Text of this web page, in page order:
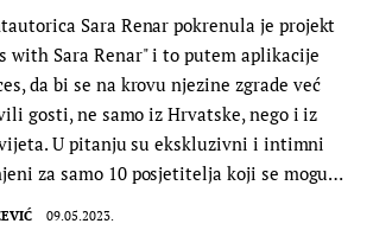
Sara Renar pokrenula je projekt
with Sara Renar" i to putem aplikacije
da bi se na krovu njezine zgrade već
gosti, ne samo iz Hrvatske, nego i iz
U pitanju su ekskluzivni i intimni
za samo 10 posjetitelja koji se mogu…
09.05.2023.